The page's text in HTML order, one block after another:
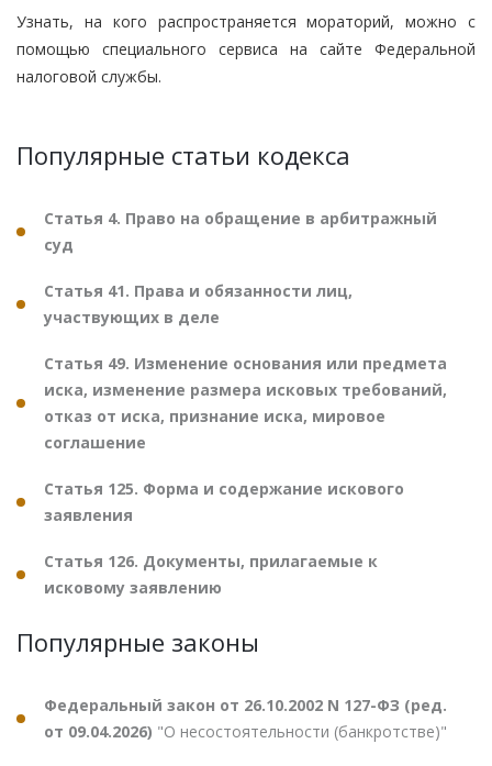
Узнать, на кого распространяется мораторий, можно с
помощью специального сервиса на сайте Федеральной
налоговой службы.
Популярные статьи кодекса
Статья 4. Право на обращение в арбитражный
суд
Статья 41. Права и обязанности лиц,
участвующих в деле
Статья 49. Изменение основания или предмета
иска, изменение размера исковых требований,
отказ от иска, признание иска, мировое
соглашение
Статья 125. Форма и содержание искового
заявления
Статья 126. Документы, прилагаемые к
исковому заявлению
Популярные законы
Федеральный закон от 26.10.2002 N 127-ФЗ (ред.
от 09.04.2026) "О несостоятельности (банкротстве)"